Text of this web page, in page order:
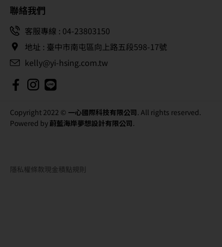
聯絡我們
客服專線 : 04-23803150
地址 : 臺中市南屯區向上路五段598-17號
kelly@yi-hsing.com.tw
Copyright 2022 © 一心國際科技有限公司. All rights reserved.
Powered by 蔚藍海岸夢想設計有限公司.
隱私權條款現金積點規則